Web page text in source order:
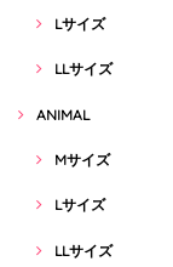
Lサイズ
LLサイズ
ANIMAL
Mサイズ
Lサイズ
LLサイズ